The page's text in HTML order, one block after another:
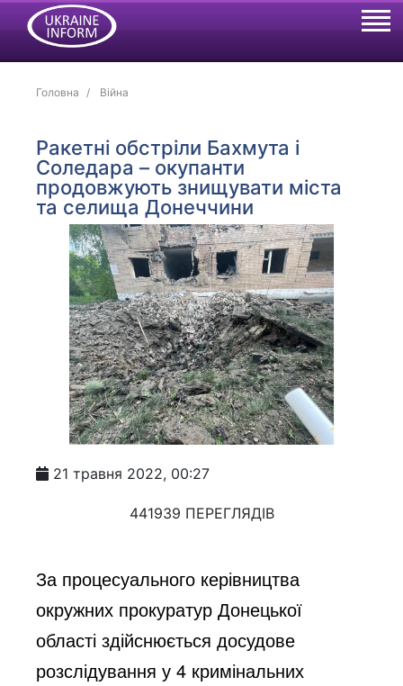
Головна Війна
Ракетні обстріли Бахмута і
Соледара – окупанти
продовжують знищувати міста
та селища Донеччини
21 травня 2022, 00:27
441939 ПЕРЕГЛЯДІВ
За процесуального керівництва
окружних прокуратур Донецької
області здійснюється досудове
розслідування у 4 кримінальних